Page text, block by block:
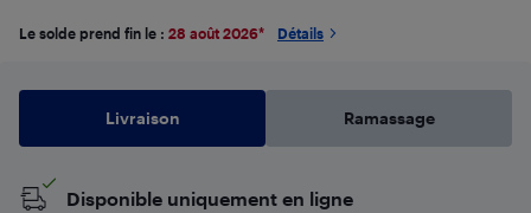
Le solde prend fin le : 28 août 2026* Détails
Livraison Ramassage
Disponible uniquement en ligne